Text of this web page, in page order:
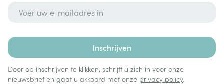
Inschrijven
Door op inschrijven te klikken, schrijft u zich in voor onze
nieuwsbrief en gaat u akkoord met onze privacy policy.